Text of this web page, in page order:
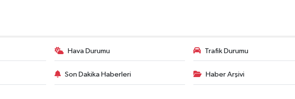
Hava Durumu Trafik Durumu
Son Dakika Haberleri Haber Arşivi